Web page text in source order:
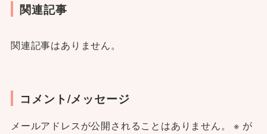
関連記事
関連記事はありません。
コメント/メッセージ
メールアドレスが公開されることはありません。 ※ が